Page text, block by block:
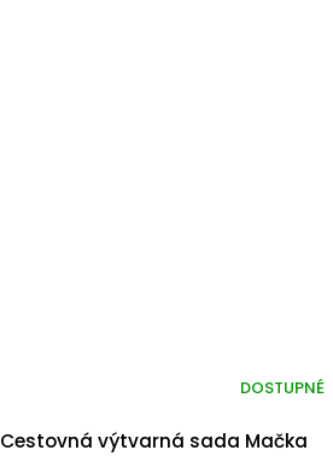
Cestovná výtvarná sada Mačka
DOSTUPNÉ